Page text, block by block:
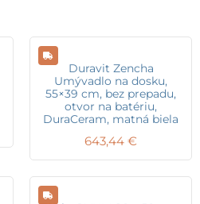
Duravit Zencha
Umývadlo na dosku,
55×39 cm, bez prepadu,
otvor na batériu,
DuraCeram, matná biela
643,44 €